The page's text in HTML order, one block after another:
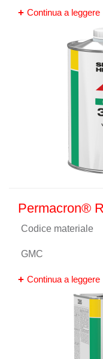
Continua a leggere
Permacron®
Codice materiale
GMC
Continua a leggere